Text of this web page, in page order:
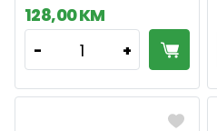
128,00 KM
- 1 +